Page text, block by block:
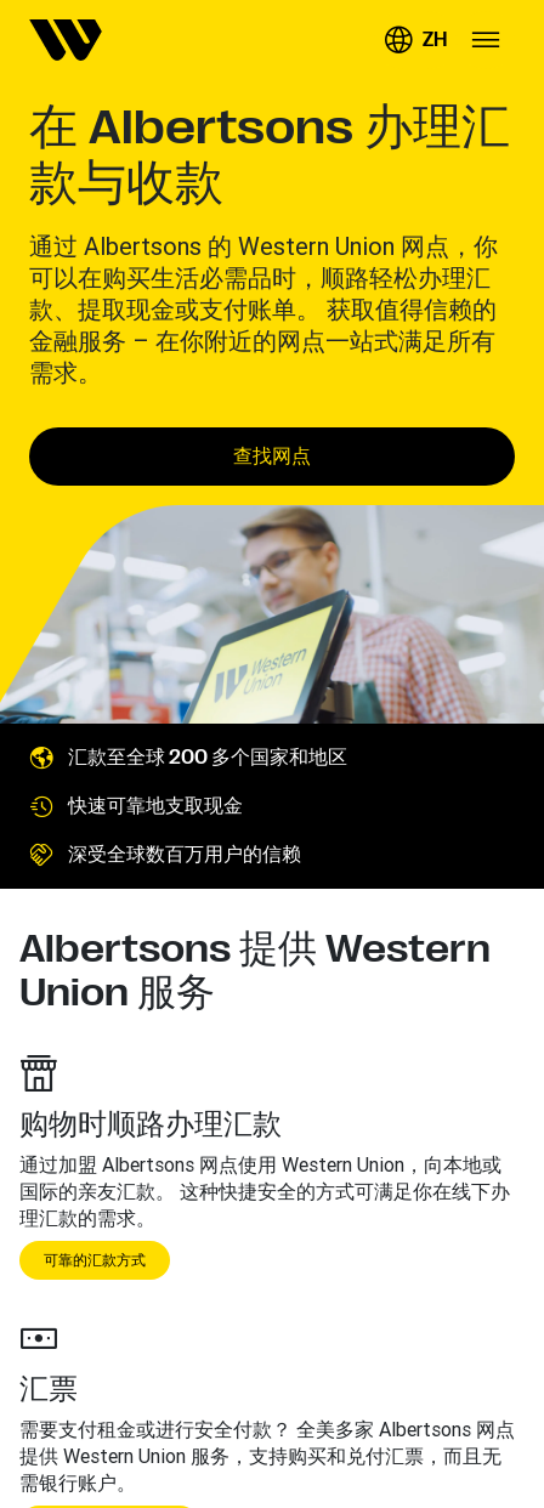
ZH
在 Albertsons 办理汇
款与收款
通过 Albertsons 的 Western Union 网点，你
可以在购买生活必需品时，顺路轻松办理汇
款、提取现金或支付账单。 获取值得信赖的
金融服务 – 在你附近的网点一站式满足所有
需求。
查找网点
汇款至全球 200 多个国家和地区
快速可靠地支取现金
深受全球数百万用户的信赖
Albertsons 提供 Western
Union 服务
购物时顺路办理汇款
通过加盟 Albertsons 网点使用 Western Union，向本地或
国际的亲友汇款。 这种快捷安全的方式可满足你在线下办
理汇款的需求。
可靠的汇款方式
汇票
需要支付租金或进行安全付款？ 全美多家 Albertsons 网点
提供 Western Union 服务，支持购买和兑付汇票，而且无
需银行账户。